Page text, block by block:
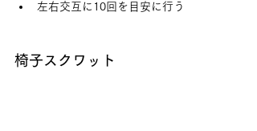
左右交互に10回を目安に行う
椅子スクワット